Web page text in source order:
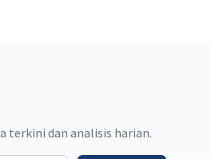
terkini dan analisis harian.